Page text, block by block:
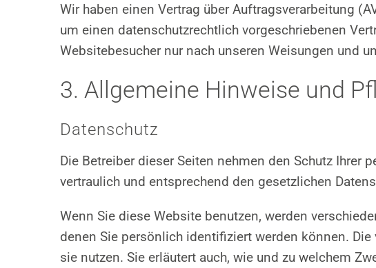
Wir haben einen Vertrag über Auftragsverarbeitung
um einen datenschutzrechtlich vorgeschriebenen
Websitebesucher nur nach unseren Weisungen und
3. Allgemeine Hinweise und
Datenschutz
Die Betreiber dieser Seiten nehmen den Schutz Ihrer
vertraulich und entsprechend den gesetzlichen
Wenn Sie diese Website benutzen, werden
denen Sie persönlich identifiziert werden können.
sie nutzen. Sie erläutert auch, wie und zu welchem